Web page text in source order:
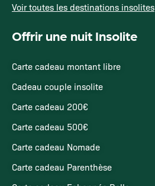
Voir toutes les destinations insolites
Offrir une nuit Insolite
Carte cadeau montant libre
Cadeau couple insolite
Carte cadeau 200€
Carte cadeau 500€
Carte cadeau Nomade
Carte cadeau Parenthèse